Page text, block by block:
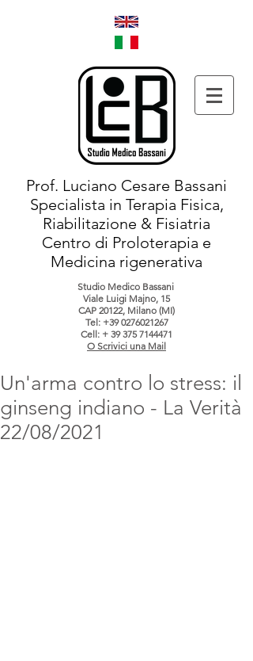
Prof. Luciano Cesare Bassani
Specialista in Terapia Fisica,
Riabilitazione & Fisiatria
Centro di Proloterapia e
Medicina rigenerativa
Studio Medico Bassani
Viale Luigi Majno, 15
CAP 20122, Milano (MI)
Tel: +39 0276021267
Cell: + 39 375 7144471
O Scrivici una Mail
Un'arma contro lo stress: il
ginseng indiano - La Verità
22/08/2021